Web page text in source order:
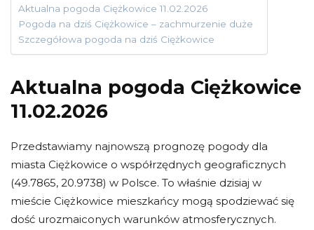
Aktualna pogoda Ciężkowice 11.02.2026
Pogoda na dziś Ciężkowice – zachmurzenie duże
Szczegółowa pogoda na dziś Ciężkowice
Aktualna pogoda Ciężkowice
11.02.2026
Przedstawiamy najnowszą prognozę pogody dla
miasta Ciężkowice o współrzędnych geograficznych
(49.7865, 20.9738) w Polsce. To właśnie dzisiaj w
mieście Ciężkowice mieszkańcy mogą spodziewać się
dość urozmaiconych warunków atmosferycznych.